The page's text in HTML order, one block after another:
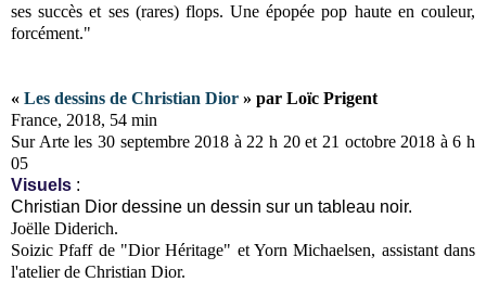
ses succès et ses (rares) flops. Une épopée pop haute en couleur,
forcément."
« Les dessins de Christian Dior » par Loïc Prigent
France, 2018, 54 min
Sur Arte les 30 septembre 2018 à 22 h 20 et 21 octobre 2018 à 6 h
05
Visuels :
Christian Dior dessine un dessin sur un tableau noir.
Joëlle Diderich.
Soizic Pfaff de "Dior Héritage" et Yorn Michaelsen, assistant dans
l'atelier de Christian Dior.